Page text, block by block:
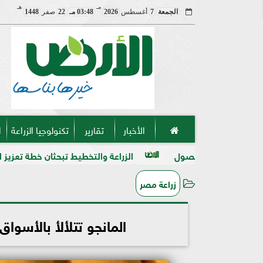
الجمعة 7 أغسطس2026
مـ
03:48 مـ 22 صفر 1448
هـ
الأخبار تقارير تكنولوجيا الزراعة
الزراعة والتخطيط تبحثان خطة تعزيز الأمن الغذائي
زراعة مصر
المانجو تتلألأ